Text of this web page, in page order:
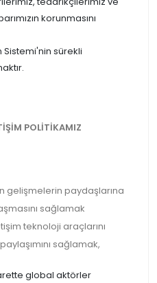
korunmasını
Sistemi'nin sürekli
POLİTİKAMIZ
gelişmelerin paydaşlarına
sağlamak
teknoloji araçlarını
sağlamak,
global aktörler